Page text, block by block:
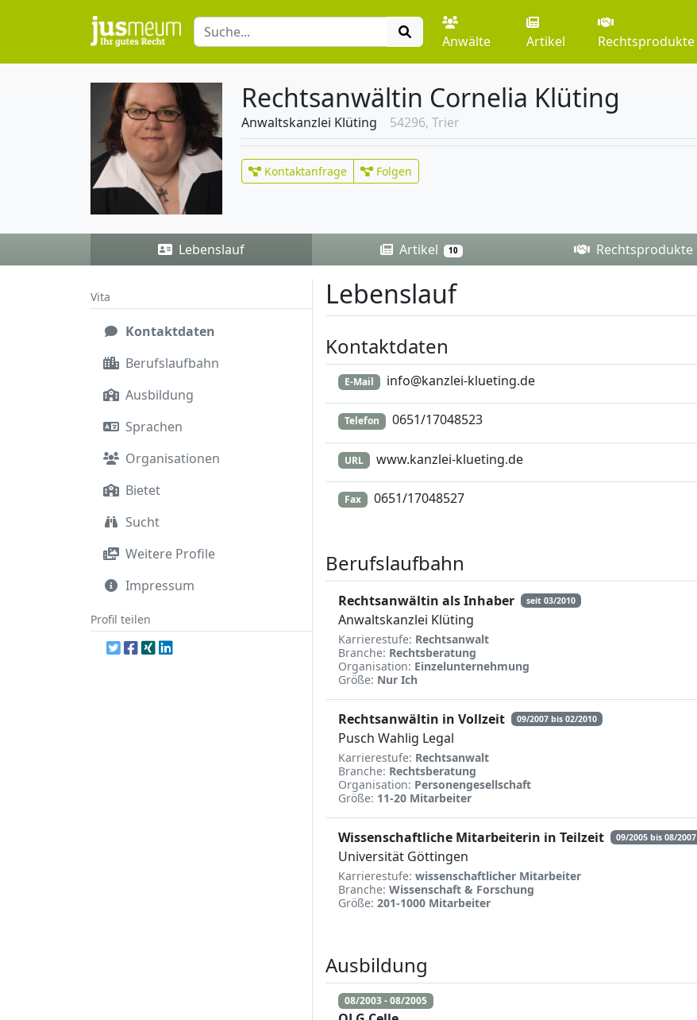
Anwälte Artikel Rechtsprodukte
Rechtsanwältin Cornelia Klüting
Anwaltskanzlei Klüting 54296, Trier
Kontaktanfrage Folgen
Lebenslauf Artikel 10 Rechtsprodukte
Vita
Kontaktdaten
Berufslaufbahn
Ausbildung
Sprachen
Organisationen
Bietet
Sucht
Weitere Profile
Impressum
Profil teilen
Lebenslauf
Kontaktdaten
E-Mail info@kanzlei-klueting.de
Telefon 0651/17048523
URL www.kanzlei-klueting.de
Fax 0651/17048527
Berufslaufbahn
Rechtsanwältin als Inhaber seit 03/2010
Anwaltskanzlei Klüting
Karrierestufe: Rechtsanwalt
Branche: Rechtsberatung
Organisation: Einzelunternehmung
Größe: Nur Ich
Rechtsanwältin in Vollzeit 09/2007 bis 02/2010
Pusch Wahlig Legal
Karrierestufe: Rechtsanwalt
Branche: Rechtsberatung
Organisation: Personengesellschaft
Größe: 11-20 Mitarbeiter
Wissenschaftliche Mitarbeiterin in Teilzeit 09/2005 bis 08/2007
Universität Göttingen
Karrierestufe: wissenschaftlicher Mitarbeiter
Branche: Wissenschaft & Forschung
Größe: 201-1000 Mitarbeiter
Ausbildung
08/2003 - 08/2005